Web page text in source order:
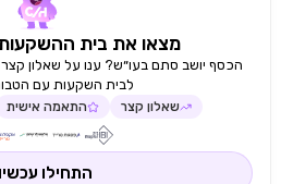
מצאו את בית
הכסף יושב סתם בעו״ש? ענו על שאלון
לבית השקעות עם
שאלון קצר התאמה אישית
התחילו עכשיו